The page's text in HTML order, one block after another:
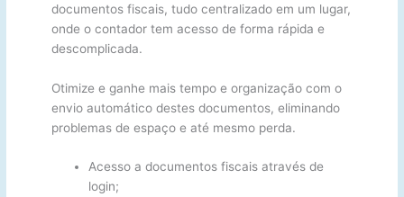
documentos fiscais, tudo centralizado em um lugar,
onde o contador tem acesso de forma rápida e
descomplicada.
Otimize e ganhe mais tempo e organização com o
envio automático destes documentos, eliminando
problemas de espaço e até mesmo perda.
Acesso a documentos fiscais através de
login;